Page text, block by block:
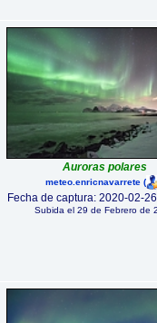
Auroras polares
meteo.enricnavarrete (
Fecha de captura: 2020-02-
Subida el 29 de Febrero de